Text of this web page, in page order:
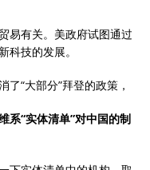
易有关。美政府试图通过
科技的发展。
“大部分”拜登的政策，
系“实体清单”对中国的制